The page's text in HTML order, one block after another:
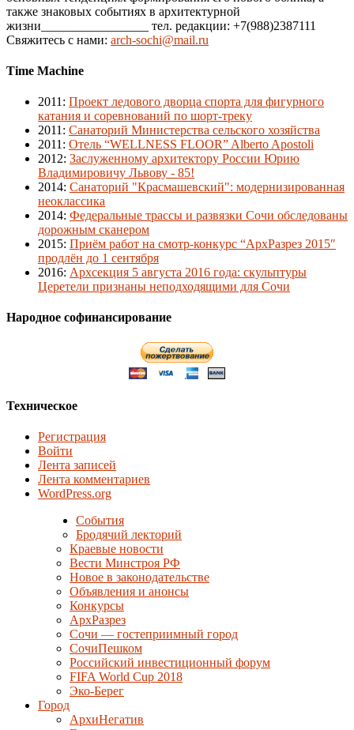
также знаковых событиях в архитектурной
жизни_________________ тел. редакции: +7(988)2387111
Свяжитесь с нами: arch-sochi@mail.ru
Time Machine
2011 : Проект ледового дворца спорта для фигурного
катания и соревнований по шорт-треку
2011 : Санаторий Министерства сельского хозяйства
2011 : Отель “WELLNESS FLOOR” Alberto Apostoli
2012: Заслуженному архитектору России Юрию
Владимировичу Львову - 85!
2014: Санаторий "Красмашевский": модернизированная
неоклассика
2014: Федеральные трассы и развязки Сочи обследованы
дорожным сканером
2015: Приём работ на смотр-конкурс “АрхРазрез 2015″
продлён до 1 сентября
2016: Архсекция 5 августа 2016 года: скульптуры
Церетели признаны неподходящими для Сочи
Народное софинансирование
Техническое
Регистрация
Войти
Лента записей
Лента комментариев
WordPress.org
События
Бродячий лекторий
Краевые новости
Вести Минстроя РФ
Новое в законодательстве
Объявления и анонсы
Конкурсы
АрхРазрез
Сочи — гостеприимный город
СочиПешком
Российский инвестиционный форум
FIFA World Cup 2018
Эко-Берег
Город
АрхиНегатив